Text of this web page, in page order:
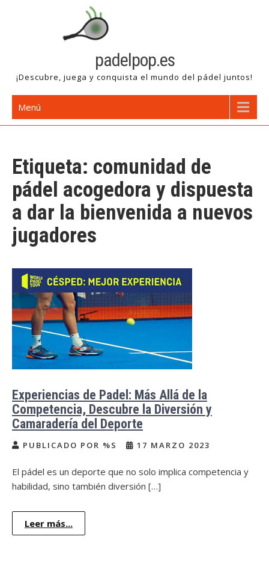
padelpop.es
¡Descubre, juega y conquista el mundo del pádel juntos!
Menú
Etiqueta: comunidad de
pádel acogedora y dispuesta
a dar la bienvenida a nuevos
jugadores
Experiencias de Padel: Más Allá de la
Competencia, Descubre la Diversión y
Camaradería del Deporte
PUBLICADO POR %S 17 MARZO 2023
El pádel es un deporte que no solo implica competencia y
habilidad, sino también diversión […]
Leer más...